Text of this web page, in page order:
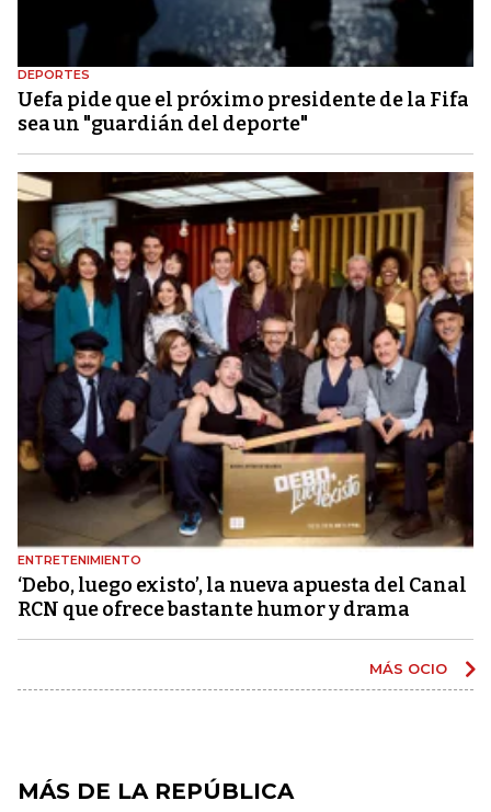
DEPORTES
Uefa pide que el próximo presidente de la Fifa
sea un "guardián del deporte"
ENTRETENIMIENTO
‘Debo, luego existo’, la nueva apuesta del Canal
RCN que ofrece bastante humor y drama
MÁS OCIO
MÁS DE LA REPÚBLICA